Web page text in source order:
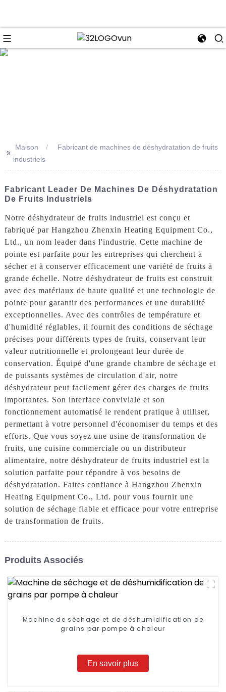
>> Maison
Fabricant de machines de déshydratation de fruits
industriels
Fabricant Leader De Machines De Déshydratation
De Fruits Industriels
Notre déshydrateur de fruits industriel est conçu et
fabriqué par Hangzhou Zhenxin Heating Equipment Co.,
Ltd., un nom leader dans l'industrie. Cette machine de
pointe est parfaite pour les entreprises qui cherchent à
sécher et à conserver efficacement une variété de fruits à
grande échelle. Notre déshydrateur de fruits est construit
avec des matériaux de haute qualité et une technologie de
pointe pour garantir des performances et une durabilité
exceptionnelles. Avec des contrôles de température et
d'humidité réglables, il fournit des conditions de séchage
précises pour différents types de fruits, conservant leur
valeur nutritionnelle et prolongeant leur durée de
conservation. Équipé d'une grande chambre de séchage et
de puissants systèmes de circulation d'air, notre
déshydrateur peut facilement gérer des charges de fruits
importantes. Son interface conviviale et son
fonctionnement automatisé le rendent pratique à utiliser,
permettant à votre personnel d'économiser du temps et des
efforts. Que vous soyez une usine de transformation de
fruits, une cuisine commerciale ou un distributeur
alimentaire, notre déshydrateur de fruits industriel est la
solution parfaite pour répondre à vos besoins de
déshydratation. Faites confiance à Hangzhou Zhenxin
Heating Equipment Co., Ltd. pour vous fournir une
solution de séchage fiable et efficace pour votre entreprise
de transformation de fruits.
Produits Associés
Machine de séchage et de déshumidification de
grains par pompe à chaleur
En savoir plus